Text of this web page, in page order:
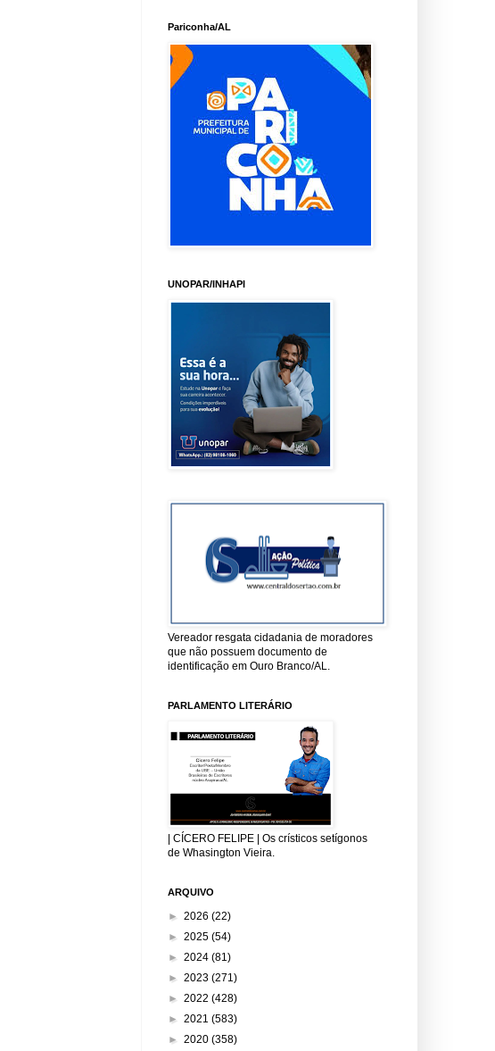
Pariconha/AL
UNOPAR/INHAPI
Vereador resgata cidadania de moradores
que não possuem documento de
identificação em Ouro Branco/AL.
PARLAMENTO LITERÁRIO
| CÍCERO FELIPE | Os crísticos setígonos
de Whasington Vieira.
ARQUIVO
► 2026 (22)
► 2025 (54)
► 2024 (81)
► 2023 (271)
► 2022 (428)
► 2021 (583)
► 2020 (358)